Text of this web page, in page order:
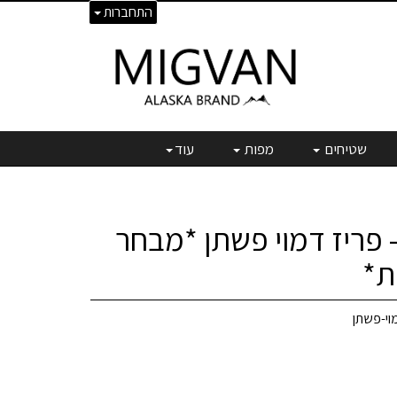
התחברות
שטיחים מפות עוד
פריז דמוי פשתן *מבחר
פשתן